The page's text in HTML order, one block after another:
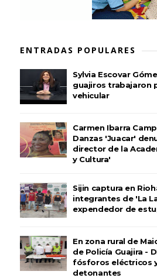
ENTRADAS POPULARES
Sylvia Escovar
guajiros trabajaron
vehicular
Carmen Ibarra
Danzas 'Juacar'
director de la
y Cultura'
Sijin captura en
integrantes de 'La
expendedor de
En zona rural de
de Policía Guajira -
fósforos eléctricos
detonantes